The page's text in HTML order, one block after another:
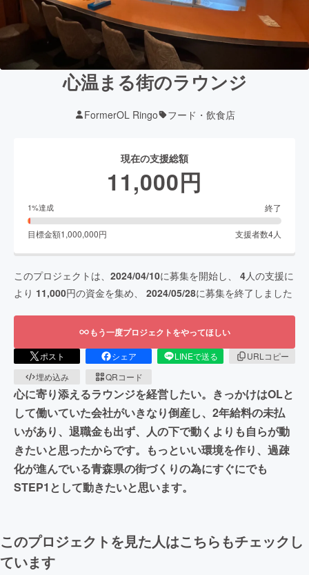
心温まる街のラウンジ
FormerOL Ringo フード・飲食店
現在の支援総額
11,000円
1%達成 終了
目標金額1,000,000円 支援者数4人
このプロジェクトは、 2024/04/10に募集を開始し、 4人の支援に
より 11,000円の資金を集め、 2024/05/28に募集を終了しました
もう一度プロジェクトをやってほしい
ポスト シェア LINEで送る
URLコピー
埋め込み
QRコード
心に寄り添えるラウンジを経営したい。きっかけはOLと
して働いていた会社がいきなり倒産し、2年給料の未払
いがあり、退職金も出ず、人の下で動くよりも自らが動
きたいと思ったからです。もっといい環境を作り、過疎
化が進んでいる青森県の街づくりの為にすぐにでも
STEP1として動きたいと思います。
このプロジェクトを見た人はこちらもチェックし
ています